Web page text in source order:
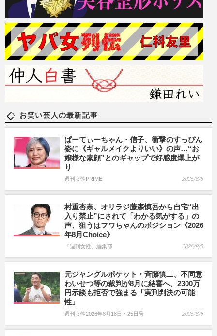
お笑い芸人の最新記事
ぱーてぃーちゃん・信子、衝撃のすっぴん
姿に《ギャルメイクよりいい》の声…“お
嬢様な素顔”とのギャップで好感度爆上が
り
週刊女性PRIME 2026/8/6
村重杏奈、オリラジ藤森慎吾から自宅“出
入り禁止”にされて「わかる気がする」の
声、狙うはフワちゃんのポジション《2026
年8月Choice》
『週刊女性』編集部 2026/8/5
元ジャングルポケット・斉藤慎二、不同意
わいせつ等の裁判が8月に結審へ、2300万
円示談も拒否で強まる「実刑判決の可能
性」
週刊女性2026年8月18日・25日号 2026/8/5